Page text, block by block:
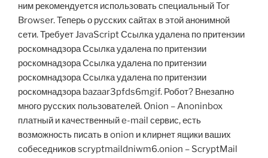
ним рекомендуется использовать специальный Tor
Browser. Теперь о русских сайтах в этой анонимной
сети. Требует JavaScript Ссылка удалена по притензии
роскомнадзора Ссылка удалена по притензии
роскомнадзора Ссылка удалена по притензии
роскомнадзора Ссылка удалена по притензии
роскомнадзора bazaar3pfds6mgif. Робот? Внезапно
много русских пользователей. Onion – Anoninbox
платный и качественный e-mail сервис, есть
возможность писать в onion и клирнет ящики ваших
собеседников scryptmaildniwm6.onion – ScryptMail